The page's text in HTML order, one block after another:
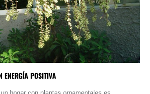
ENERGÍA POSITIVA